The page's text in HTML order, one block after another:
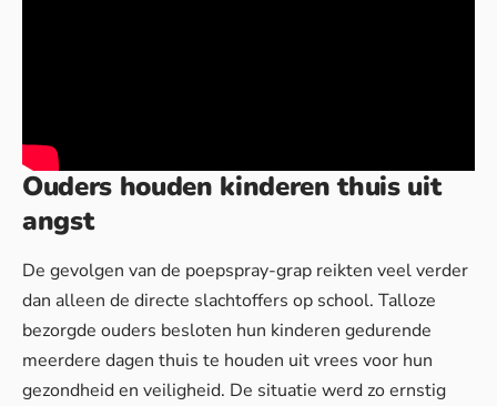
Ouders houden kinderen thuis uit
angst
De gevolgen van de poepspray-grap reikten veel verder
dan alleen de directe slachtoffers op school. Talloze
bezorgde ouders besloten hun kinderen gedurende
meerdere dagen thuis te houden uit vrees voor hun
gezondheid en veiligheid. De situatie werd zo ernstig